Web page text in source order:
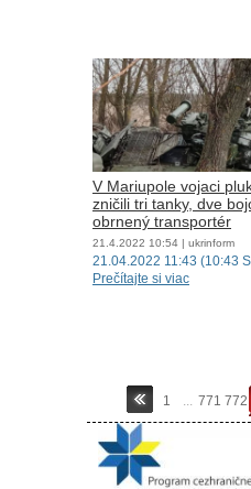
V Mariupole vojaci
zničili tri tanky, dve
obrnený transportér
21.4.2022 10:54 | ukrinform
21.04.2022 11:43 (10:43
Prečítajte si viac
1 ... 771 772